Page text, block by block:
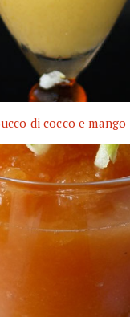
di cocco e mango